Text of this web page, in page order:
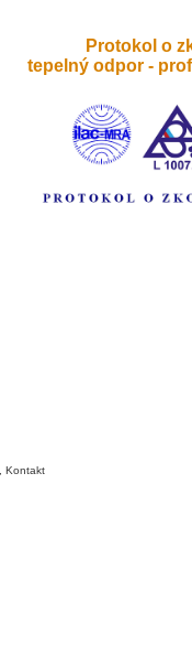
Protokol o
tepelný odpor -
Kontakt